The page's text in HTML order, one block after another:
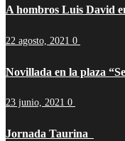
A hombros Luis David
22 agosto, 2021 0
Novillada en la plaza
23 junio, 2021 0
Jornada Taurina